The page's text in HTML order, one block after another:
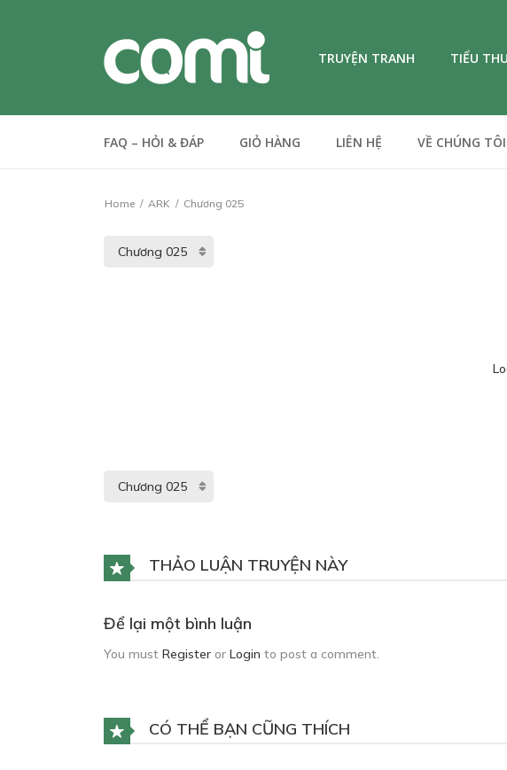
TRUYỆN TRANH TIỂU
FAQ – HỎI & ĐÁP GIỎ HÀNG LIÊN HỆ VỀ CHÚNG TÔI
Home ARK Chương 025
THẢO LUẬN TRUYỆN NÀY
Để lại một bình luận
You must Register or Login to post a comment.
CÓ THỂ BẠN CŨNG THÍCH